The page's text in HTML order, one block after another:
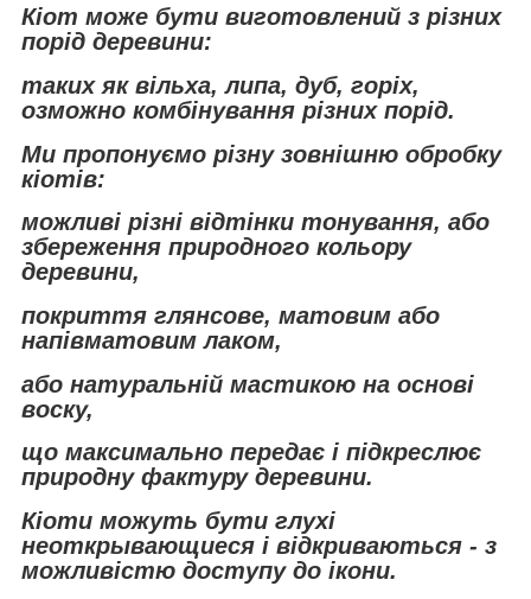
Кіот може бути виготовлений з різних
порід деревини:
таких як вільха, липа, дуб, горіх,
озможно комбінування різних порід.
Ми пропонуємо різну зовнішню обробку
кіотів:
можливі різні відтінки тонування, або
збереження природного кольору
деревини,
покриття глянсове, матовим або
напівматовим лаком,
або натуральній мастикою на основі
воску,
що максимально передає і підкреслює
природну фактуру деревини.
Кіоти можуть бути глухі
неоткрывающиеся і відкриваються - з
можливістю доступу до ікони.